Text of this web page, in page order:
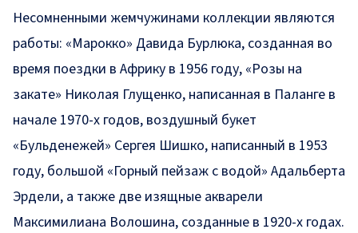
Несомненными жемчужинами коллекции являются
работы: «Марокко» Давида Бурлюка, созданная во
время поездки в Африку в 1956 году, «Розы на
закате» Николая Глущенко, написанная в Паланге в
начале 1970-х годов, воздушный букет
«Бульденежей» Сергея Шишко, написанный в 1953
году, большой «Горный пейзаж с водой» Адальберта
Эрдели, а также две изящные акварели
Максимилиана Волошина, созданные в 1920-х годах.